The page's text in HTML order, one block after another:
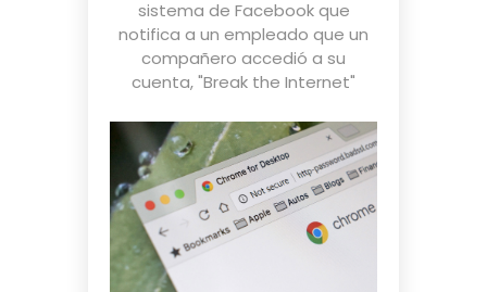
sistema de Facebook que
notifica a un empleado que un
compañero accedió a su
cuenta,"Break the Internet"